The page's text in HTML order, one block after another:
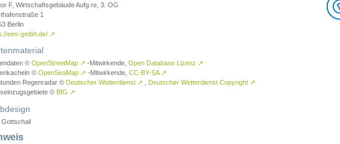
F, Wirtschaftsgebäude Aufg.re, 3. OG
1
Berlin
ees-gmbh.de/ ↗
© OpenStreetMap ↗ -Mitwirkende, Open Database Lizenz ↗
© OpenSeaMap ↗ -Mitwirkende, CC-BY-SA ↗
Regenradar © Deutscher Wetterdienst ↗ Deutscher Wetterdienst Copyright ↗
© BfG ↗
Gottschall